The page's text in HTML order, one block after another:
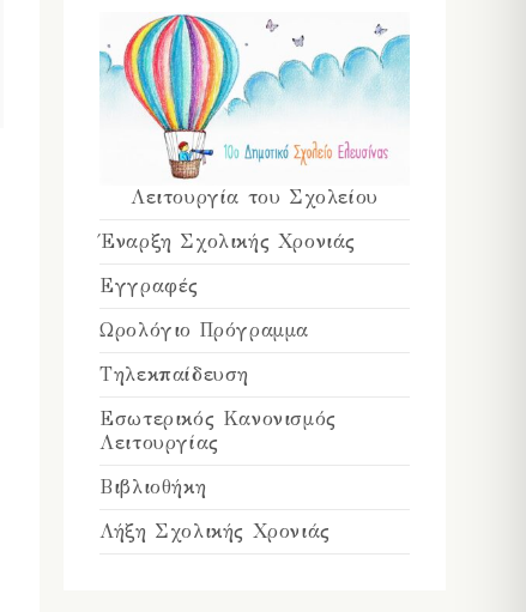
Λειτουργία του Σχολείου
Έναρξη Σχολικής Χρονιάς
Εγγραφές
Ωρολόγιο Πρόγραμμα
Τηλεκπαίδευση
Εσωτερικός Κανονισμός
Λειτουργίας
Βιβλιοθήκη
Λήξη Σχολικής Χρονιάς